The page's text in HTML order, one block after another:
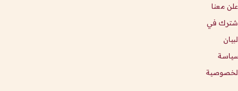
معنا
في